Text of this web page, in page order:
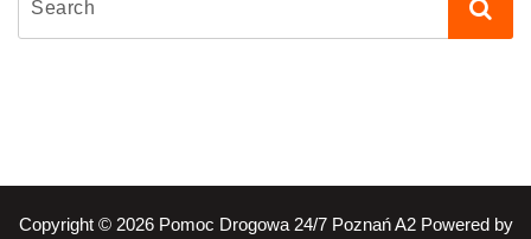
Copyright © 2026 Pomoc Drogowa 24/7 Poznań A2 Powered by